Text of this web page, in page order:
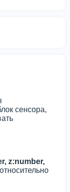
сенсора,
z:number,